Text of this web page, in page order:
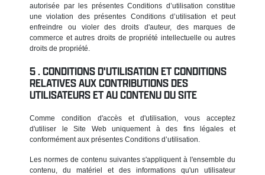
autorisée par les présentes Conditions d’utilisation constitue
une violation des présentes Conditions d’utilisation et peut
enfreindre ou violer des droits d'auteur, des marques de
commerce et autres droits de propriété intellectuelle ou autres
droits de propriété.
CONDITIONS D'UTILISATION ET CONDITIONS
RELATIVES AUX CONTRIBUTIONS DES
UTILISATEURS ET AU CONTENU DU SITE
Comme condition d'accès et d'utilisation, vous acceptez
d'utiliser le Site Web uniquement à des fins légales et
conformément aux présentes Conditions d’utilisation.
Les normes de contenu suivantes s'appliquent à l'ensemble du
contenu, du matériel et des informations qu'un utilisateur